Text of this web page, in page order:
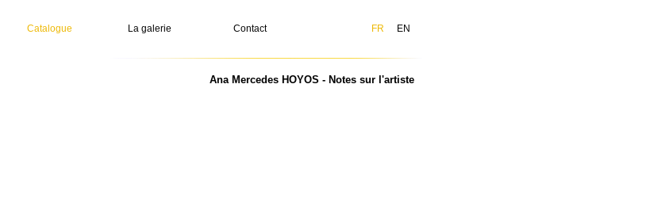
Catalogue La galerie Contact FR EN
Ana Mercedes HOYOS - Notes sur l'artiste